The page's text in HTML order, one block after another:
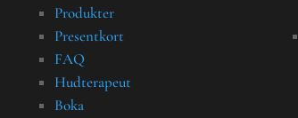
Produkter
Presentkort
FAQ
Hudterapeut
Boka